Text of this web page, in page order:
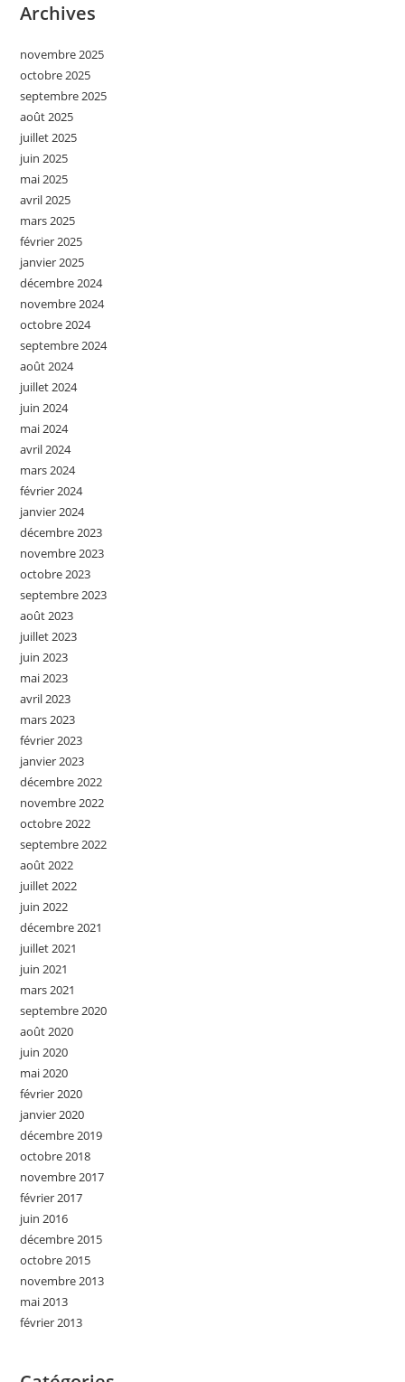
Archives
novembre 2025
octobre 2025
septembre 2025
août 2025
juillet 2025
juin 2025
mai 2025
avril 2025
mars 2025
février 2025
janvier 2025
décembre 2024
novembre 2024
octobre 2024
septembre 2024
août 2024
juillet 2024
juin 2024
mai 2024
avril 2024
mars 2024
février 2024
janvier 2024
décembre 2023
novembre 2023
octobre 2023
septembre 2023
août 2023
juillet 2023
juin 2023
mai 2023
avril 2023
mars 2023
février 2023
janvier 2023
décembre 2022
novembre 2022
octobre 2022
septembre 2022
août 2022
juillet 2022
juin 2022
décembre 2021
juillet 2021
juin 2021
mars 2021
septembre 2020
août 2020
juin 2020
mai 2020
février 2020
janvier 2020
décembre 2019
octobre 2018
novembre 2017
février 2017
juin 2016
décembre 2015
octobre 2015
novembre 2013
mai 2013
février 2013